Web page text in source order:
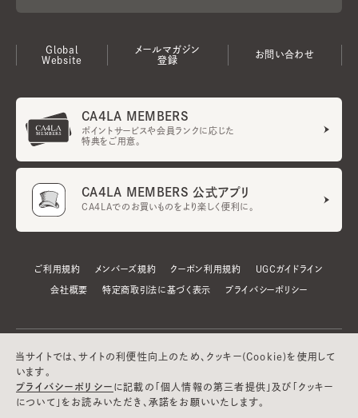
Global
Website
メールマガジン
登録
お問い合わせ
CA4LA MEMBERS
ポイントサービスや会員ランクに応じた
特典をご用意。
CA4LA MEMBERS 公式アプリ
CA4LAでのお買いものをより楽しく便利に。
ご利用規約 メンバーズ規約 クーポン利用規約 UGCガイドライン
会社概要 特定商取引法に基づく表示 プライバシーポリシー
当サイトでは、サイトの利便性向上のため、クッキー(Cookie)を使用して
います。
プライバシーポリシー に記載の「個人情報の第三者提供」及び「クッキー
について」をお読みいただき、承諾をお願いいたします。